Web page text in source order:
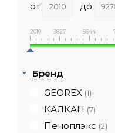
от до
2010 3827 5644
Бренд
GEOREX (1)
КАЛКАН (7)
Пеноплэкс (2)